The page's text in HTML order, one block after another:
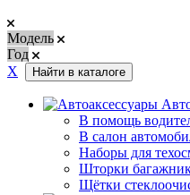
Модель
Год
Х
Найти в каталоге
В помощь
В салон
Наборы для
Шторки
Щётки